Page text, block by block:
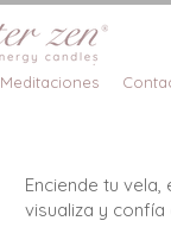
Meditaciones
Enciende tu
visualiza y confía